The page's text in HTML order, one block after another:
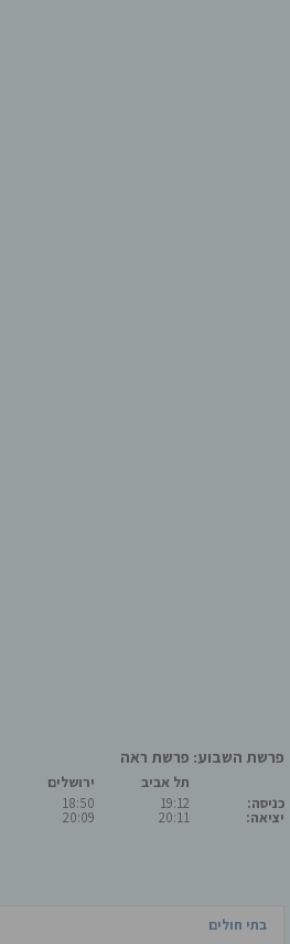
פרשת השבוע: פרשת ראה
כניסה:
יציאה:
תל אביב
19:12
20:11
ירושלים
18:50
20:09
בתי חולים